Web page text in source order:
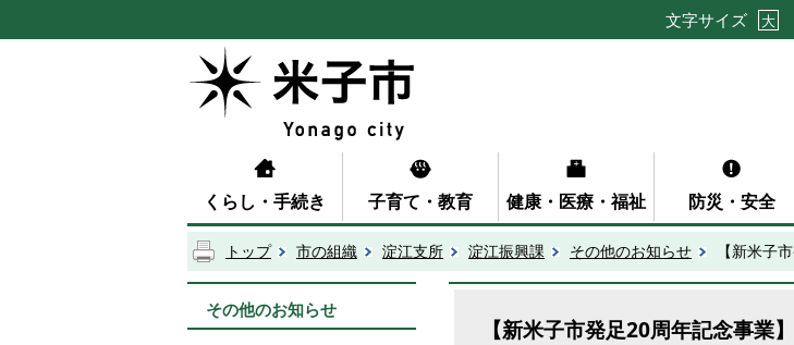
文字サイズ 大
くらし・手続き 子育て・教育 健康・医療・福祉 防災・安全
トップ 市の組織 淀江支所 淀江振興課 その他のお知らせ 【新米子
その他のお知らせ
【新米子市発足20周年記念事業